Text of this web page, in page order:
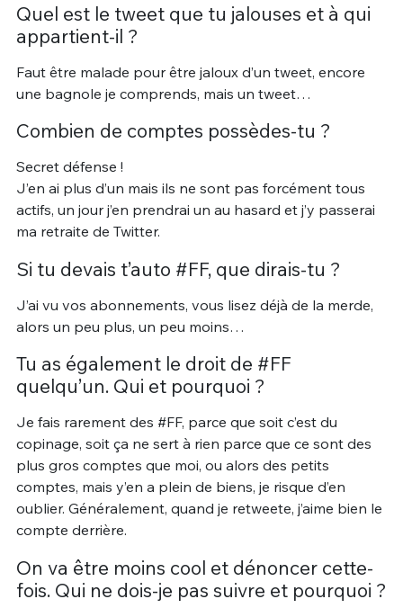
Quel est le tweet que tu jalouses et à qui
appartient-il ?
Faut être malade pour être jaloux d’un tweet, encore
une bagnole je comprends, mais un tweet…
Combien de comptes possèdes-tu ?
Secret défense !
J’en ai plus d’un mais ils ne sont pas forcément tous
actifs, un jour j’en prendrai un au hasard et j’y passerai
ma retraite de Twitter.
Si tu devais t’auto #FF, que dirais-tu ?
J’ai vu vos abonnements, vous lisez déjà de la merde,
alors un peu plus, un peu moins…
Tu as également le droit de #FF
quelqu’un. Qui et pourquoi ?
Je fais rarement des #FF, parce que soit c’est du
copinage, soit ça ne sert à rien parce que ce sont des
plus gros comptes que moi, ou alors des petits
comptes, mais y’en a plein de biens, je risque d’en
oublier. Généralement, quand je retweete, j’aime bien le
compte derrière.
On va être moins cool et dénoncer cette-
fois. Qui ne dois-je pas suivre et pourquoi ?